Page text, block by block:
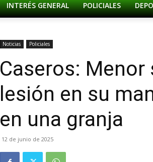
INTERÉS GENERAL POLICIALES
Noticias Policiales
Caseros:
lesión en su
en una granja
12 de junio de 2025